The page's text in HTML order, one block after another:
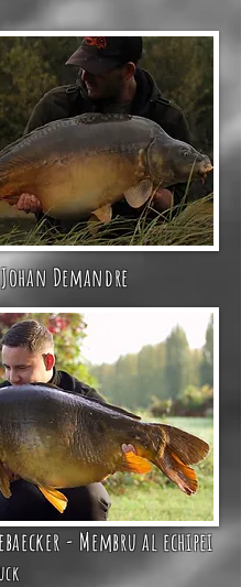
Johan Demandre
- Membru al echipei